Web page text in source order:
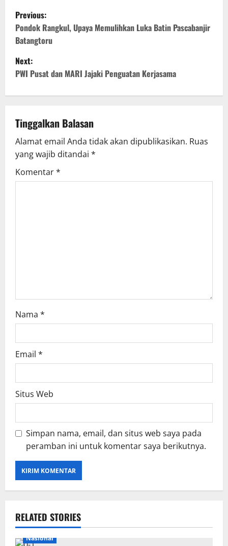
P
o
s
t
n
a
v
i
g
Previous:
Pondok Rangkul, Upaya Memulihkan Luka Batin Pascabanjir
Batangtoru
Next:
PWI Pusat dan MARI Jajaki Penguatan Kerjasama
Tinggalkan Balasan
Alamat email Anda tidak akan dipublikasikan. Ruas
yang wajib ditandai *
Komentar*
Nama *
Email *
Situs Web
Simpan nama, email, dan situs web saya pada
peramban ini untuk komentar saya berikutnya.
RELATED STORIES
Nasional